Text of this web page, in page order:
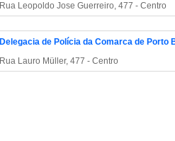
Rua Leopoldo Jose Guerreiro, 477 - Centro
Delegacia de Polícia da Comarca de Porto
Rua Lauro Müller, 477 - Centro